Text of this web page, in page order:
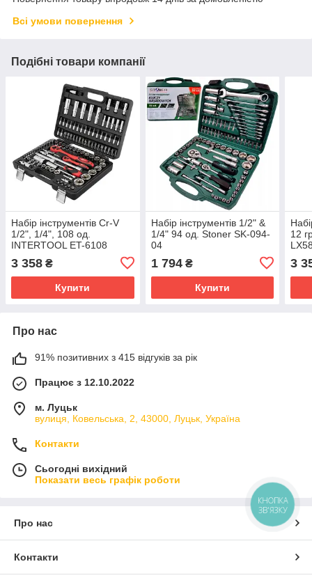
Всі умови повернення
Подібні товари компанії
Набір інструментів Cr-V
1/2", 1/4", 108 од.
INTERTOOL ET-6108
3 358 ₴
Купити
Набір інструментів 1/2" &
1/4" 94 од. Stoner SK-094-
04
1 794₴
Купити
12
3
Про нас
91% позитивних з 415 відгуків за рік
Працює з 12.10.2022
м. Луцьк
вулиця, Ковельська, 2, 43000, Луцьк, Україна
Контакти
Сьогодні вихідний
Показати весь графік роботи
Про нас
Контакти
КНОПКА
ЗВ'ЯЗКУ